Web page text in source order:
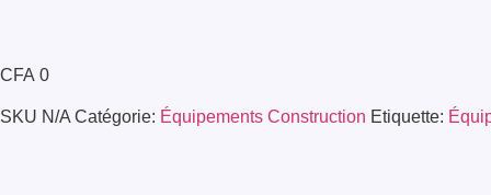
CFA 0
SKU N/A Catégorie: Équipements Construction Etiquette: